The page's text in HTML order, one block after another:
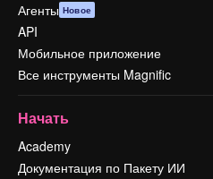
Агенты Новое
API
Мобильное приложение
Все инструменты Magnific
Начать
Academy
Документация по Пакету ИИ